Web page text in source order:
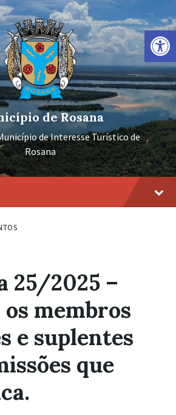
Barra de Ferramentas Aberta
de Rosana
de Interesse Turístico de
Rosana
25/2025 –
membros
e suplentes
que